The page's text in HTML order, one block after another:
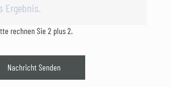
rechnen Sie 2 plus 2.
Nachricht Senden